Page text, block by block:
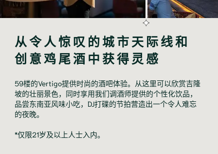
从令人惊叹的城市天际线和
创意鸡尾酒中获得灵感
59楼的Vertigo提供时尚的酒吧体验。从这里可以欣赏吉隆
坡的壮丽景色，同时享用我们调酒师提供的个性化饮品，
品尝东南亚风味小吃，DJ打碟的节拍营造出一个令人难忘
的夜晚。
*仅限21岁及以上人士入内。